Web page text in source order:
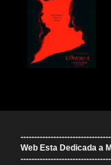
Web Esta Dedicada a